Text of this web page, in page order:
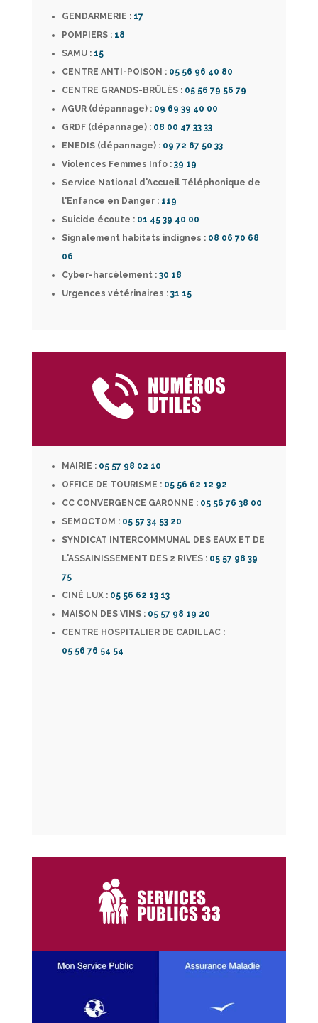
GENDARMERIE : 17
POMPIERS : 18
SAMU : 15
CENTRE ANTI-POISON : 05 56 96 40 80
CENTRE GRANDS-BRÛLÉS : 05 56 79 56 79
AGUR (dépannage) : 09 69 39 40 00
GRDF (dépannage) : 08 00 47 33 33
ENEDIS (dépannage) : 09 72 67 50 33
Violences Femmes Info : 39 19
Service National d'Accueil Téléphonique de
l'Enfance en Danger : 119
Suicide écoute : 01 45 39 40 00
Signalement habitats indignes : 08 06 70 68
06
Cyber-harcèlement: 30 18
Urgences vétérinaires : 31 15
MAIRIE : 05 57 98 02 10
OFFICE DE TOURISME : 05 56 62 12 92
CC CONVERGENCE GARONNE : 05 56 76 38 00
SEMOCTOM : 05 57 34 53 20
SYNDICAT INTERCOMMUNAL DES EAUX ET DE
L'ASSAINISSEMENT DES 2 RIVES : 05 57 98 39
75
CINÉ LUX : 05 56 62 13 13
MAISON DES VINS : 05 57 98 19 20
CENTRE HOSPITALIER DE CADILLAC :
05 56 76 54 54